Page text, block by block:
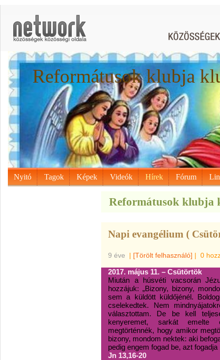
Reformátusok klubja
Nyitó Tagok Képek Videók Hírek Fórum
Reformátusok klubja
Napi evangélium (
9 éve | [Törölt felhasználó] | 0
2017. május 11. – Csütörtök
Miután a húsvéti vacsorán
hozzájuk: „Bizony, bizony,
sem a küldött küldőjénél.
cselekedtek. Nem
választottam. De be kell
kenyeremet, sarkát emelte
megtörténnék, hogy amikor
bizony, mondom nektek: aki
pedig engem fogad be, azt
Jn 13,16-20